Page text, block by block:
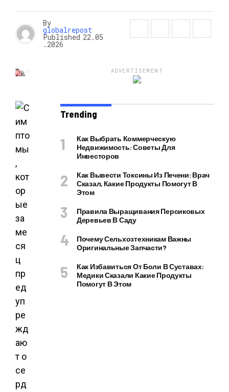
By
globalrepost
Published 22.05
.2026
ADVERTISEMENT
Trending
Как Выбрать Коммерческую
Недвижимость: Советы Для
Инвесторов
Как Вывести Токсины Из Печени: Врач
Сказал, Какие Продукты Помогут В
Этом
Правила Выращивания Персиковых
Деревьев В Саду
Почему Сельхозтехникам Важны
Оригинальные Запчасти?
Как Избавиться От Боли В Суставах:
Медики Сказали Какие Продукты
Помогут В Этом